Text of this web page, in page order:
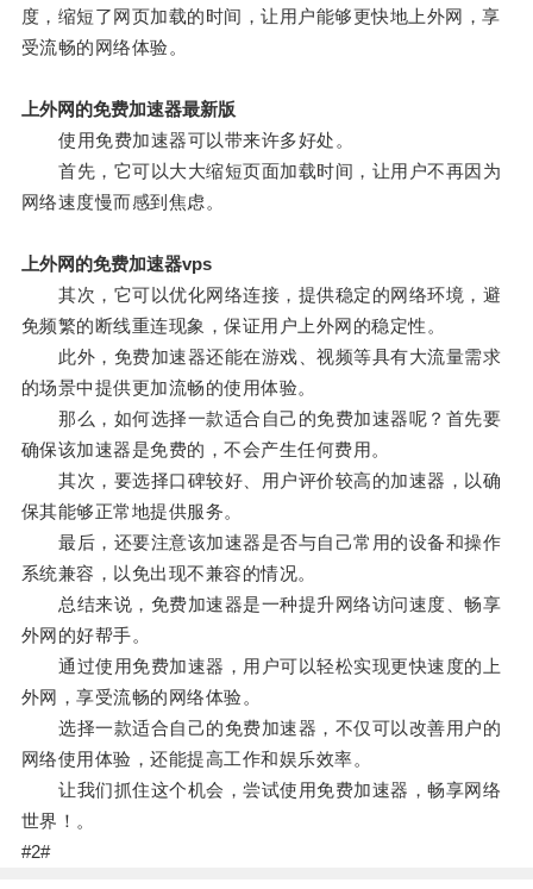
度，缩短了网页加载的时间，让用户能够更快地上外网，享
受流畅的网络体验。
上外网的免费加速器最新版
使用免费加速器可以带来许多好处。
首先，它可以大大缩短页面加载时间，让用户不再因为
网络速度慢而感到焦虑。
上外网的免费加速器vps
其次，它可以优化网络连接，提供稳定的网络环境，避
免频繁的断线重连现象，保证用户上外网的稳定性。
此外，免费加速器还能在游戏、视频等具有大流量需求
的场景中提供更加流畅的使用体验。
那么，如何选择一款适合自己的免费加速器呢？首先要
确保该加速器是免费的，不会产生任何费用。
其次，要选择口碑较好、用户评价较高的加速器，以确
保其能够正常地提供服务。
最后，还要注意该加速器是否与自己常用的设备和操作
系统兼容，以免出现不兼容的情况。
总结来说，免费加速器是一种提升网络访问速度、畅享
外网的好帮手。
通过使用免费加速器，用户可以轻松实现更快速度的上
外网，享受流畅的网络体验。
选择一款适合自己的免费加速器，不仅可以改善用户的
网络使用体验，还能提高工作和娱乐效率。
让我们抓住这个机会，尝试使用免费加速器，畅享网络
世界！。
#2#